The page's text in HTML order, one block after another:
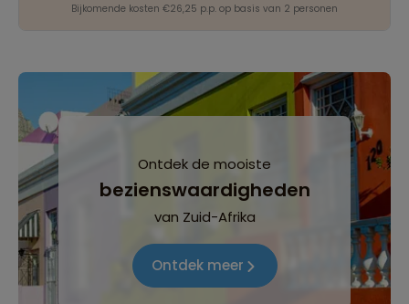
Bijkomende kosten €26,25 p.p. op basis van 2 personen
Ontdek de mooiste
bezienswaardigheden
van Zuid-Afrika
Ontdek meer